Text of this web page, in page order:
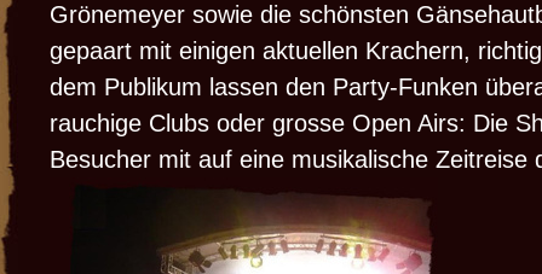
Grönemeyer sowie die schönsten
gepaart mit einigen aktuellen Krachern,
dem Publikum lassen den Party-Funken
rauchige Clubs oder grosse Open Airs: Die
Besucher mit auf eine musikalische Zeitreise